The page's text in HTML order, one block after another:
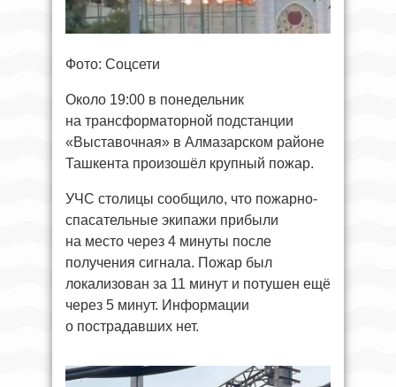
Фото: Соцсети
Около 19:00 в понедельник
на трансформаторной подстанции
«Выставочная» в Алмазарском районе
Ташкента произошёл крупный пожар.
УЧС столицы сообщило, что пожарно-
спасательные экипажи прибыли
на место через 4 минуты после
получения сигнала. Пожар был
локализован за 11 минут и потушен ещё
через 5 минут. Информации
о пострадавших нет.